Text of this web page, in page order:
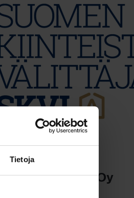
Tietoja
14.1.2025
Korkiakoski Oy